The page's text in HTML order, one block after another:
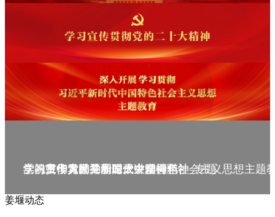
庆祝中华人民共和国成立75周年
学习贯彻党的二十届三中全会精神_专题
党的二十大精神理论大讲堂--理论
学习宣传贯彻党的二十大精神
学习贯彻习近平新时代中国特色社会主义思想主题
姜堰动态